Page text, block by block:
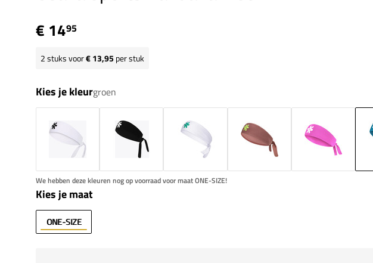
€ 1495
2stuks voor€ 13,95 per stuk
Kies je kleurgroen
We hebben deze kleuren nog op voorraad voor maat ONE-SIZE!
Kies je maat
ONE-SIZE